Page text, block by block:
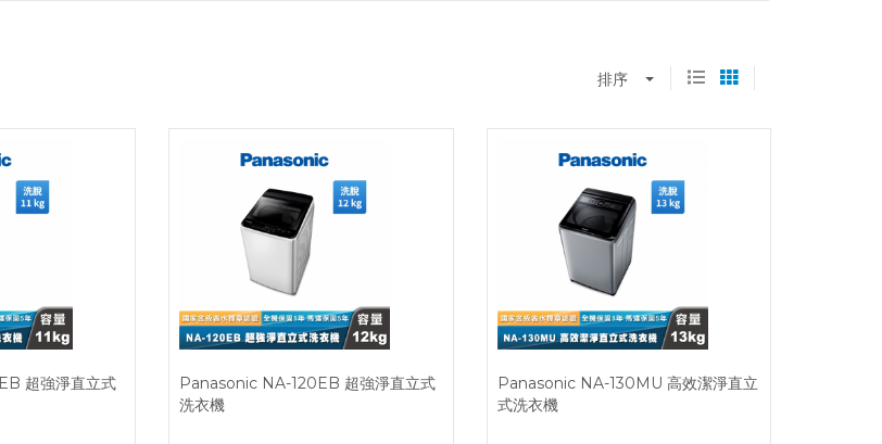
排序
超強淨直立式
Panasonic NA-120EB 超強淨直立式
洗衣機
Panasonic NA-130MU 高效潔淨直立
式洗衣機